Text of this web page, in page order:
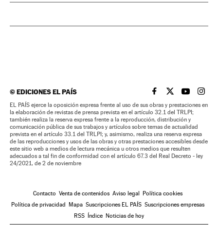
©EDICIONES EL PAÍS EL PAÍS BRASIL EN
EL PAÍSEL PAÍS
EL
EL PAÍS ejerce la oposición expresa frente al uso de sus obras y prestaciones en
la elaboración de revistas de prensa prevista en el artículo 32.1 del TRLPI;
también realiza la reserva expresa frente a la reproducción, distribución y
comunicación pública de sus trabajos y artículos sobre temas de actualidad
prevista en el artículo 33.1 del TRLPI; y, asimismo, realiza una reserva expresa
de las reproducciones y usos de las obras y otras prestaciones accesibles desde
este sitio web a medios de lectura mecánica u otros medios que resulten
adecuados a tal fin de conformidad con el artículo 67.3 del Real Decreto - ley
24/2021, de 2 de noviembre
Contacto Venta de contenidos Aviso legal
Política cookies
Política de privacidad
Mapa Suscripciones EL PAÍS Suscripciones empresas
RSS
Índice Noticias de hoy